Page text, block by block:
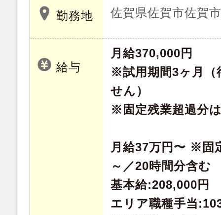
勤務地 佐賀県佐賀市佐賀市
給与
月給370,000円
※試用期間3ヶ月（
せん）
※固定残業超過分
月給37万円〜 ※固
～／20時間分含む
基本給:208,000円
エリア職種手当